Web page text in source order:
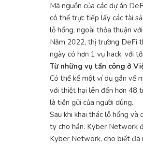
Mã nguồn của các dự án
có thể trực tiếp lấy các tài
lỗ hổng, ngoài thỏa thuận
Năm 2022, thị trường DeFi
ngày có hơn 1 vụ hack, với
Từ những vụ tấn công ở
Có thể kể một ví dụ gần về
với thiệt hại lên đến hơn 48
là tiền gửi của người dùng.
Sau khi khai thác lỗ hổng
ty cho hắn. Kyber Network
Kyber Network, cho biết đã